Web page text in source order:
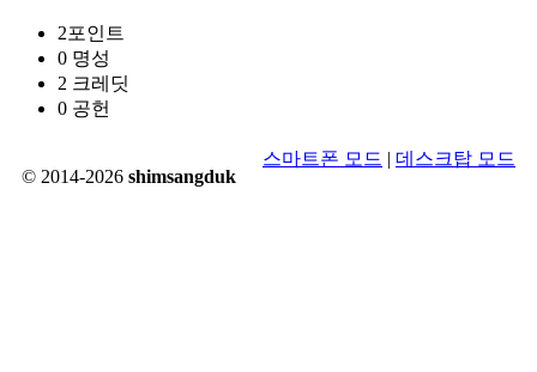
2포인트
0 명성
2 크레딧
0 공헌
© 2014-2026 shimsangduk
스마트폰 모드 | 데스크탑 모드